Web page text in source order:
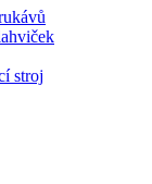
stroj